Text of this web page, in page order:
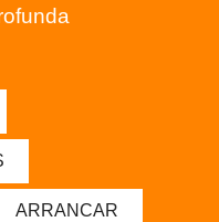
ARRANCAR